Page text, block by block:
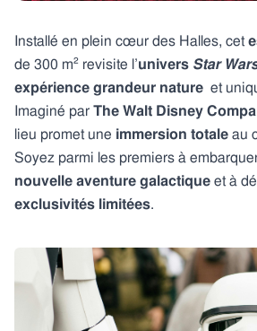
Installé en plein cœur des Halles, cet
de 300 m² revisite l’univers Star
expérience grandeur nature et
Imaginé par The Walt Disney
lieu promet une immersion totale au
Soyez parmi les premiers à
nouvelle aventure galactique et à
exclusivités limitées.